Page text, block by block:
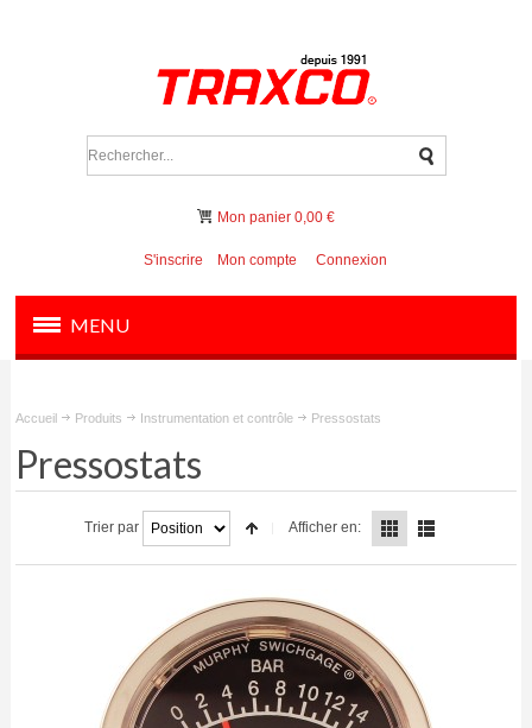
Mon panier0,00 €
S'inscrire Mon compte Connexion
MENU
MACHINERIE AGRICOLE
IRRIGATION ET ACCESSOIRES
SÉCURITÉ ET TRANSPORT
Accueil Produits Instrumentation et contrôle Pressostats
Pressostats
Trier par Afficher en: